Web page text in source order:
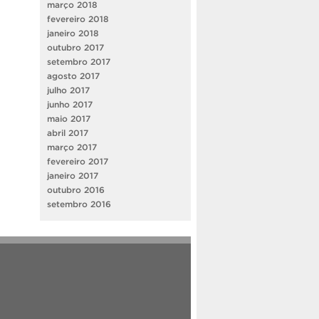
março 2018
fevereiro 2018
janeiro 2018
outubro 2017
setembro 2017
agosto 2017
julho 2017
junho 2017
maio 2017
abril 2017
março 2017
fevereiro 2017
janeiro 2017
outubro 2016
setembro 2016